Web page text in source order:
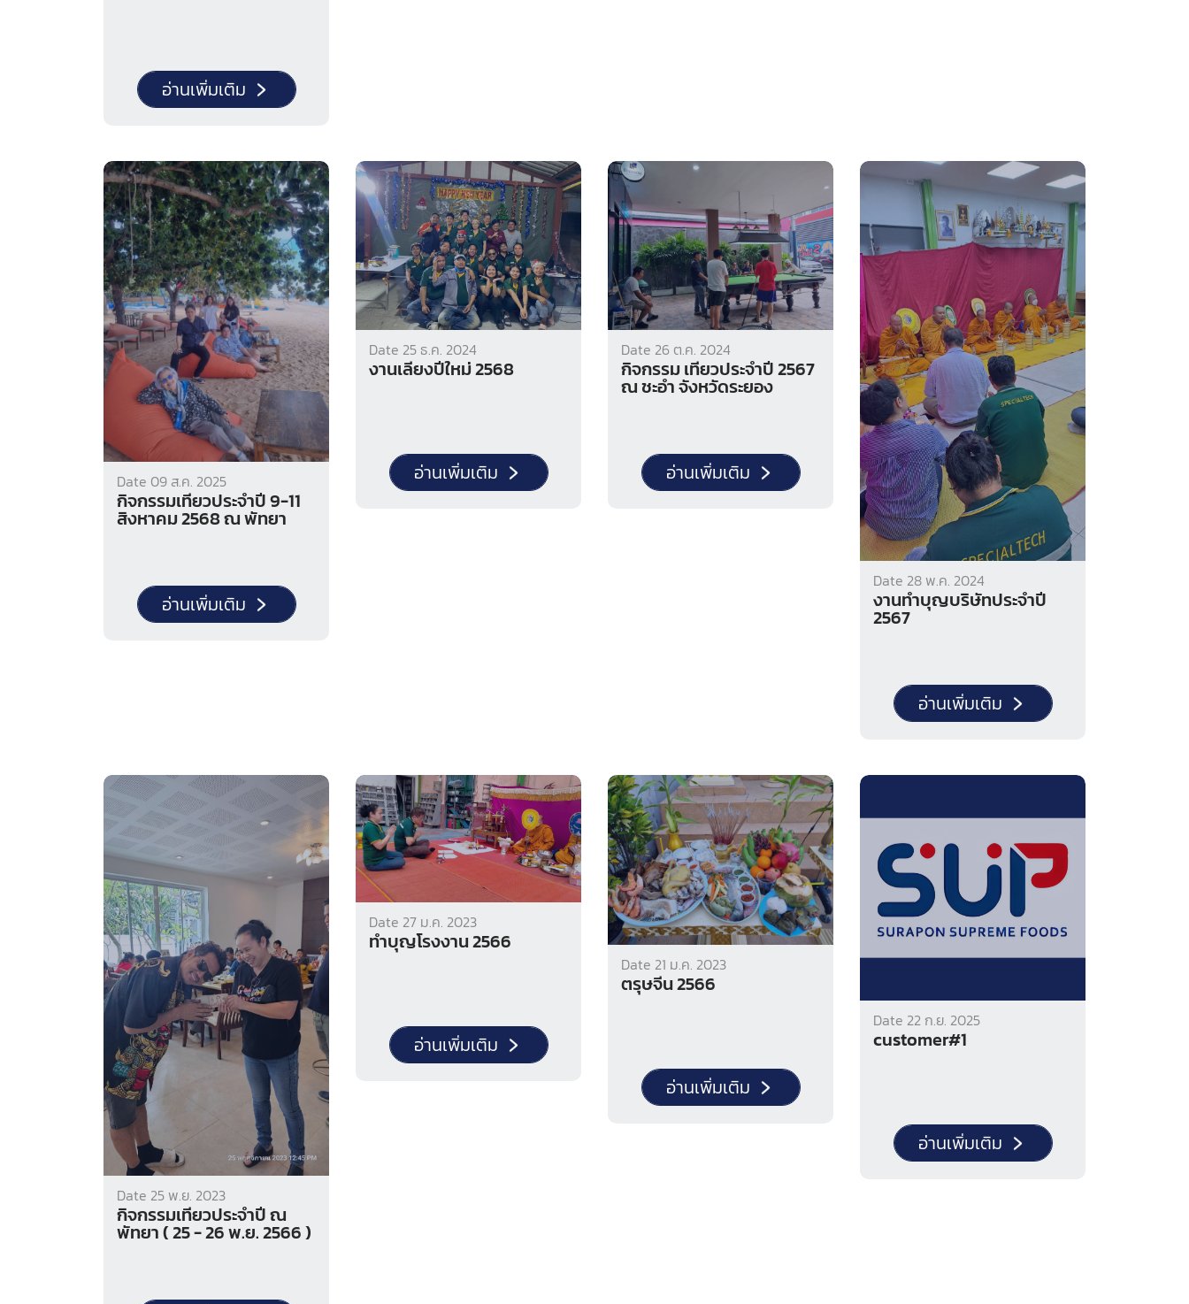
อ่านเพิ่มเติม
Date 09 ส.ค. 2025
กิจกรรมเที่ยวประจำปี 9-11
สิงหาคม 2568 ณ พัทยา
อ่านเพิ่มเติม
Date 25 ธ.ค. 2024
งานเลี้ยงปีใหม่ 2568
อ่านเพิ่มเติม
Date 26 ต.ค. 2024
กิจกรรม เที่ยวประจำปี 2567
ณ ชะอำ จังหวัดระยอง
อ่านเพิ่มเติม
Date 28 พ.ค. 2024
งานทำบุญบริษัทประจำปี
2567
อ่านเพิ่มเติม
Date 25 พ.ย. 2023
กิจกรรมเที่ยวประจำปี ณ
พัทยา ( 25 - 26 พ.ย. 2566 )
Date 27 ม.ค. 2023
ทำบุญโรงงาน 2566
อ่านเพิ่มเติม
Date 21 ม.ค. 2023
ตรุษจีน 2566
อ่านเพิ่มเติม
Date 22 ก.ย. 2025
customer#1
อ่านเพิ่มเติม